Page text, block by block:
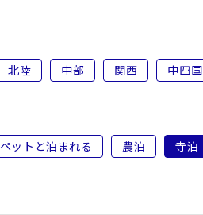
北陸 中部 関西 中四国
ペットと泊まれる 農泊 寺泊